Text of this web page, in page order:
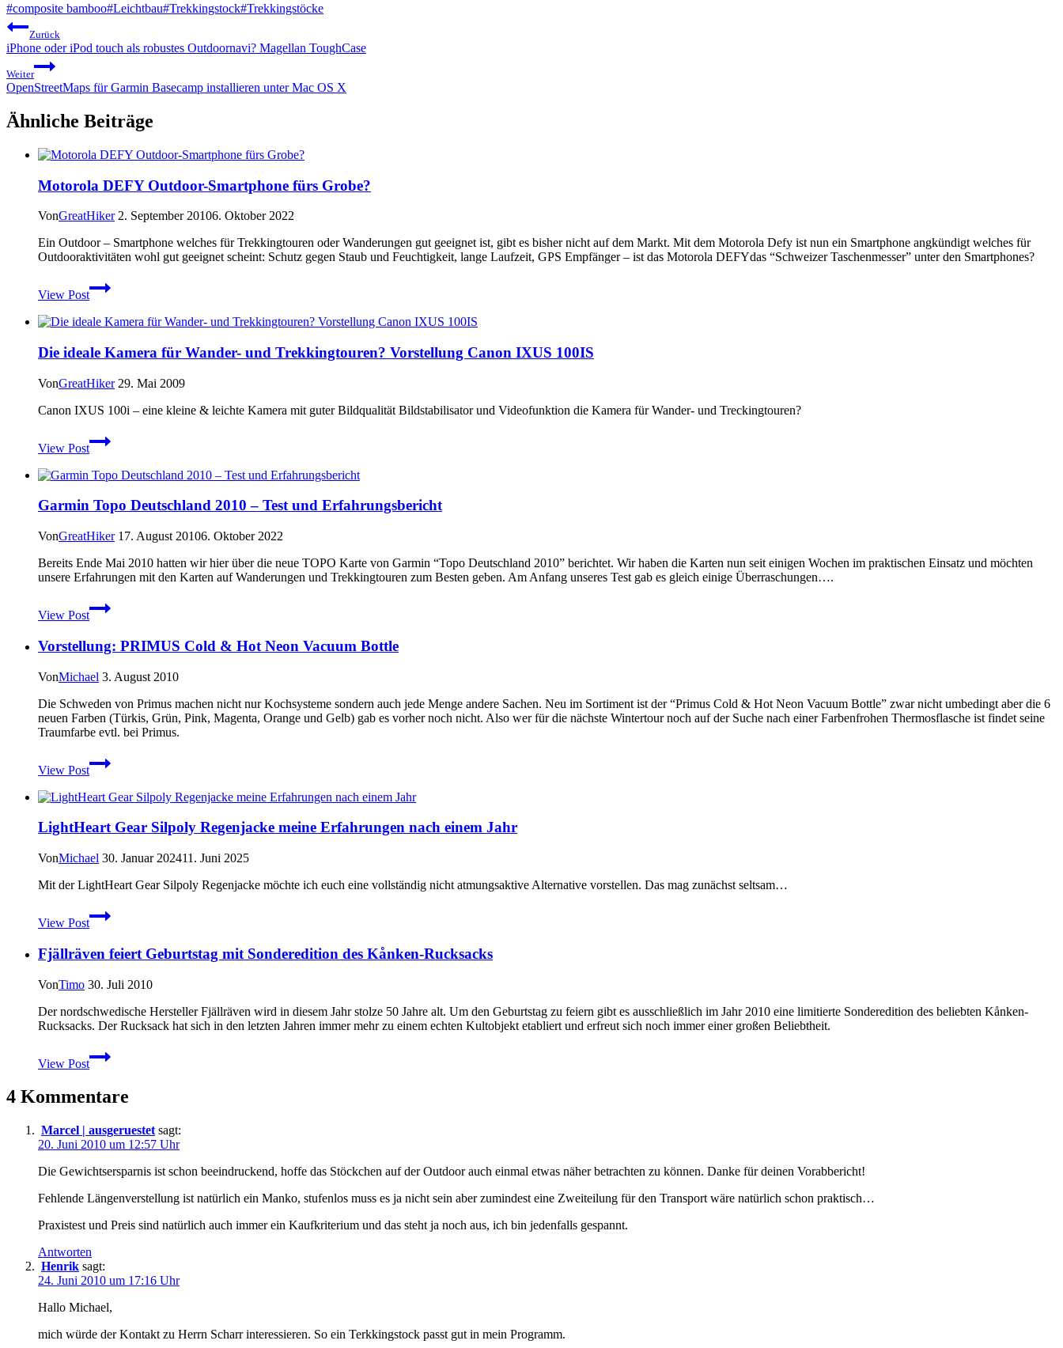
Schlagworte:
#composite bamboo#Leichtbau#Trekkingstock#Trekkingstöcke
Beitragsnavigation
Zurück
iPhone oder iPod touch als robustes Outdoornavi? Magellan ToughCase
Weiter
OpenStreetMaps für Garmin Basecamp installieren unter Mac OS X
Ähnliche Beiträge
Motorola DEFY Outdoor-Smartphone fürs Grobe?
VonGreatHiker 2. September 20106. Oktober 2022
Ein Outdoor – Smartphone welches für Trekkingtouren oder Wanderungen gut geeignet ist, gibt es bisher nicht auf dem Markt. Mit dem Motorola Defy ist nun ein Smartphone angkündigt welches für
Outdooraktivitäten wohl gut geeignet scheint: Schutz gegen Staub und Feuchtigkeit, lange Laufzeit, GPS Empfänger – ist das Motorola DEFYdas “Schweizer Taschenmesser” unter den Smartphones?
View Post
Motorola
DEFY
Smartphone
Grobe?
Die ideale Kamera für Wander- und Trekkingtouren? Vorstellung Canon IXUS 100IS
VonGreatHiker 29. Mai 2009
Canon IXUS 100i – eine kleine & leichte Kamera mit guter Bildqualität Bildstabilisator und Videofunktion die Kamera für Wander- und Treckingtouren?
View Post
Die
ideale
für
und
Vorstellung
IXUS
100IS
Garmin Topo Deutschland 2010 – Test und Erfahrungsbericht
VonGreatHiker 17. August 20106. Oktober 2022
Bereits Ende Mai 2010 hatten wir hier über die neue TOPO Karte von Garmin “Topo Deutschland 2010” berichtet. Wir haben die Karten nun seit einigen Wochen im praktischen Einsatz und möchten
unsere Erfahrungen mit den Karten auf Wanderungen und Trekkingtouren zum Besten geben. Am Anfang unseres Test gab es gleich einige Überraschungen….
View Post
Garmin
Topo
2010
Test
Erfahrungsbericht
Vorstellung: PRIMUS Cold & Hot Neon Vacuum Bottle
VonMichael 3. August 2010
Die Schweden von Primus machen nicht nur Kochsysteme sondern auch jede Menge andere Sachen. Neu im Sortiment ist der “Primus Cold & Hot Neon Vacuum Bottle” zwar nicht umbedingt aber die 6
neuen Farben (Türkis, Grün, Pink, Magenta, Orange und Gelb) gab es vorher noch nicht. Also wer für die nächste Wintertour noch auf der Suche nach einer Farbenfrohen Thermosflasche ist findet seine
Traumfarbe evtl. bei Primus.
View Post
Vorstellung:
PRIMUS
&
Neon
Bottle
LightHeart Gear Silpoly Regenjacke meine Erfahrungen nach einem Jahr
VonMichael 30. Januar 202411. Juni 2025
Mit der LightHeart Gear Silpoly Regenjacke möchte ich euch eine vollständig nicht atmungsaktive Alternative vorstellen. Das mag zunächst seltsam…
View Post
LightHeart
Gear
Regenjacke
Erfahrungen
einem
Jahr
Fjällräven feiert Geburtstag mit Sonderedition des Kånken-Rucksacks
VonTimo 30. Juli 2010
Der nordschwedische Hersteller Fjällräven wird in diesem Jahr stolze 50 Jahre alt. Um den Geburtstag zu feiern gibt es ausschließlich im Jahr 2010 eine limitierte Sonderedition des beliebten Kånken-
Rucksacks. Der Rucksack hat sich in den letzten Jahren immer mehr zu einem echten Kultobjekt etabliert und erfreut sich noch immer einer großen Beliebtheit.
View Post
Fjällräven
feiert
mit
Kånken-
Rucksacks
4 Kommentare
Marcel | ausgeruestet sagt:
20. Juni 2010 um 12:57 Uhr
Die Gewichtsersparnis ist schon beeindruckend, hoffe das Stöckchen auf der Outdoor auch einmal etwas näher betrachten zu können. Danke für deinen Vorabbericht!
Fehlende Längenverstellung ist natürlich ein Manko, stufenlos muss es ja nicht sein aber zumindest eine Zweiteilung für den Transport wäre natürlich schon praktisch…
Praxistest und Preis sind natürlich auch immer ein Kaufkriterium und das steht ja noch aus, ich bin jedenfalls gespannt.
Antworten
Henrik sagt:
24. Juni 2010 um 17:16 Uhr
Hallo Michael,
mich würde der Kontakt zu Herrn Scharr interessieren. So ein Terkkingstock passt gut in mein Programm.